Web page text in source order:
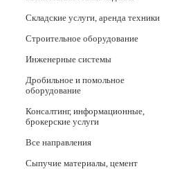
Складские услуги, аренда техники
Строительное оборудование
Инженерные системы
Дробильное и помольное
оборудование
Консалтинг, информационные,
брокерские услуги
Все направления
Сыпучие материалы, цемент